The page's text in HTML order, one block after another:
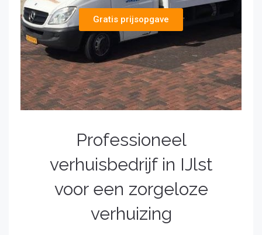
Gratis prijsopgave
Professioneel
verhuisbedrijf in IJlst
voor een zorgeloze
verhuizing